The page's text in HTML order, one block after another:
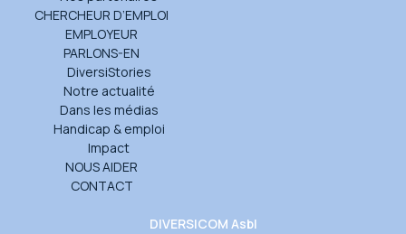
DIVERSICOM Asbl
CHERCHEUR D’EMPLOI
EMPLOYEUR
PARLONS-EN
DiversiStories
Notre actualité
Dans les médias
Handicap & emploi
Impact
NOUS AIDER
CONTACT